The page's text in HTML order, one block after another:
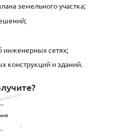
земельного участка;
инженерных сетях;
конструкций и зданий.